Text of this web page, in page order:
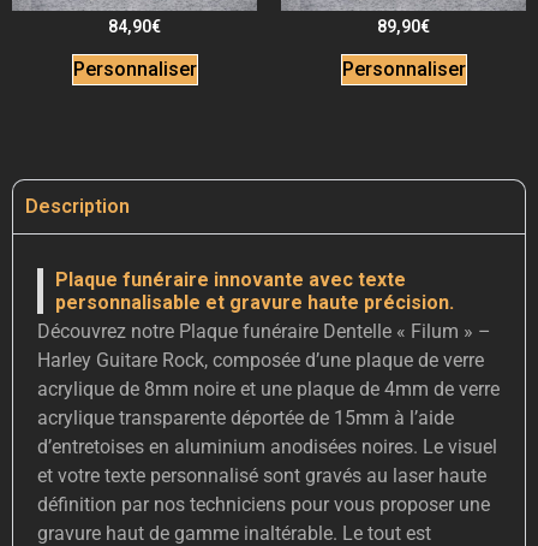
84,90€
Personnaliser
89,90€
Personnaliser
Description
Plaque funéraire innovante avec texte
personnalisable et gravure haute précision.
Découvrez notre Plaque funéraire Dentelle « Filum » –
Harley Guitare Rock, composée d’une plaque de verre
acrylique de 8mm noire et une plaque de 4mm de verre
acrylique transparente déportée de 15mm à l’aide
d’entretoises en aluminium anodisées noires. Le visuel
et votre texte personnalisé sont gravés au laser haute
définition par nos techniciens pour vous proposer une
gravure haut de gamme inaltérable. Le tout est